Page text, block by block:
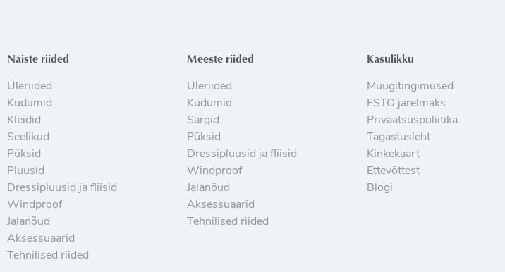
Naiste riided
Üleriided
Kudumid
Kleidid
Seelikud
Püksid
Pluusid
Dressipluusid ja fliisid
Windproof
Jalanõud
Aksessuaarid
Tehnilised riided
Meeste riided
Üleriided
Kudumid
Särgid
Püksid
Dressipluusid ja fliisid
Windproof
Jalanõud
Aksessuaarid
Tehnilised riided
Kasulikku
Müügitingimused
ESTO järelmaks
Privaatsuspoliitika
Tagastusleht
Kinkekaart
Ettevõttest
Blogi